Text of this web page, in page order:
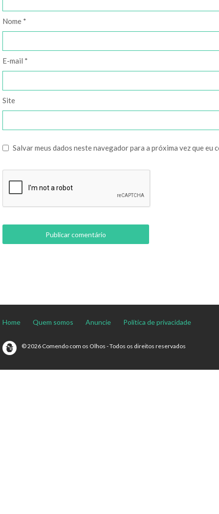
Nome *
E-mail *
Site
Salvar meus dados neste navegador para a próxima vez que eu
Home Quem somos Anuncie Política de privacidade
© 2026 Comendo com os Olhos - Todos os direitos reservados